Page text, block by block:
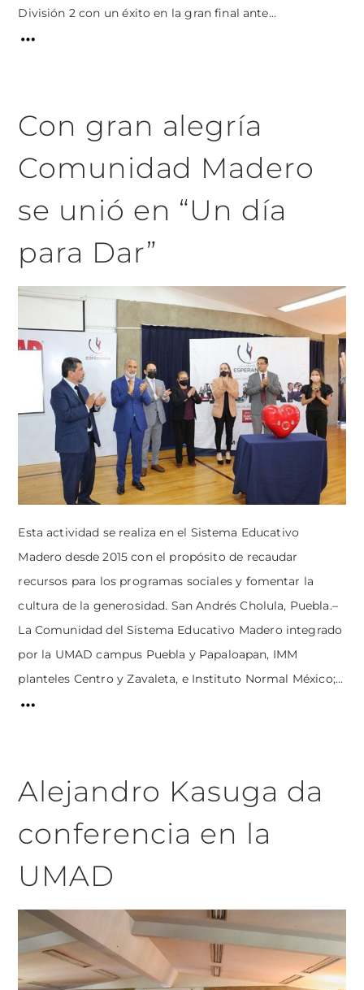
División 2 con un éxito en la gran final ante...
Con gran alegría
Comunidad Madero
se unió en “Un día
para Dar”
Esta actividad se realiza en el Sistema Educativo
Madero desde 2015 con el propósito de recaudar
recursos para los programas sociales y fomentar la
cultura de la generosidad. San Andrés Cholula, Puebla.–
La Comunidad del Sistema Educativo Madero integrado
por la UMAD campus Puebla y Papaloapan, IMM
planteles Centro y Zavaleta, e Instituto Normal México;...
Alejandro Kasuga da
conferencia en la
UMAD